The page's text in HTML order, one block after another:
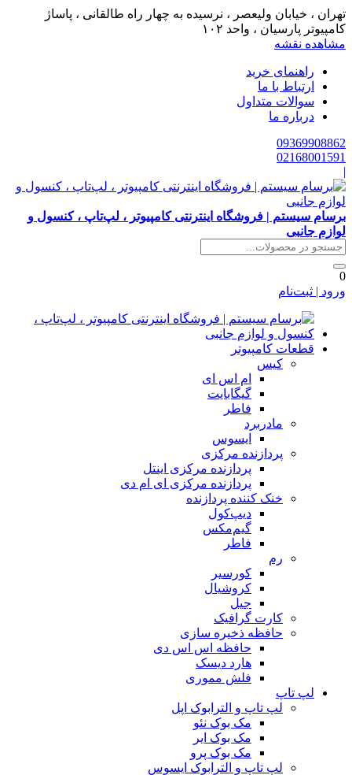
تهران ، خیابان ولیعصر ، نرسیده به چهار راه طالقانی ، پاساژ
کامپیوتر پارسیان ، واحد ۱۰۲
مشاهده نقشه
راهنمای خرید
ارتباط با ما
سوالات متداول
درباره ما
09369908862
02168001591
|
برسام سیستم | فروشگاه اینترنتی کامپیوتر ، لپ‌تاپ ، کنسول و
لوازم جانبی
0
ورود | ثبت‌نام
قطعات کامپیوتر
کیس
ام اس ای
گیگابایت
فاطر
مادربرد
ایسوس
پردازنده مرکزی
پردازنده مرکزی اینتل
پردازنده مرکزی ای ام دی
خنک کننده پردازنده
دیپ‌کول
گیم‌مکس
فاطر
رم
کورسیر
کروشیال
جیل
کارت گرافیک
حافظه ذخیره سازی
حافظه اس اس دی
هارد دیسک
فلش مموری
لپ تاپ
لپ تاپ و الترابوک اپل
مک بوک نئو
مک بوک ایر
مک بوک پرو
لپ تاپ و الترابوک ایسوس